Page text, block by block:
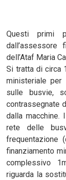
Questi primi
dell’Ataf Maria
Si tratta di circa
ministeriale
sulle busvie,
contrassegnate
dalla macchine.
rete delle
frequentazione
finanziamento
complessivo
riguarda la